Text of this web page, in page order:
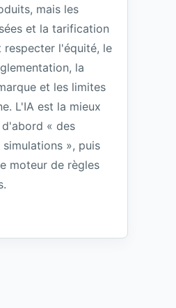
mais les
et la tarification
respecter l'équité, le
la
et les limites
L'IA est la mieux
« des
», puis
moteur de règles